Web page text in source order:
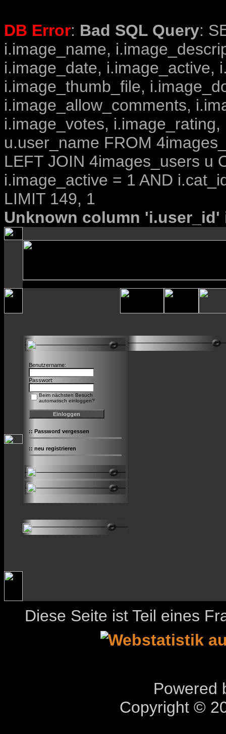
DB Error: Bad SQL Query:
i.image_name,
i.image_date, i.image_active,
i.image_thumb_file,
i.image_allow_comments,
i.image_votes,
u.user_name FROM
LEFT JOIN 4images_users u
i.image_active = 1 AND
LIMIT 149, 1
Unknown column
Benutzername:
Passwort:
Beim nächsten Besuch
automatisch einloggen?
:: Password vergessen
:: neu registrieren
Diese Seite ist Teil eines
Powered
Copyright ©